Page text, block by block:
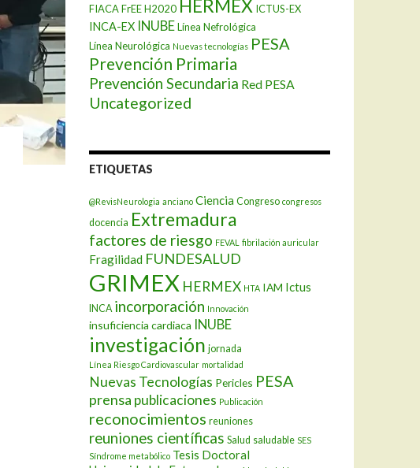
FIACAFrEEH2020 HERMEX ICTUS-EX
INCA-EX INUBELínea Nefrológica
Línea Neurológica Nuevas tecnologías PESA
Prevención Primaria
Prevención Secundaria Red PESA
Uncategorized
ETIQUETAS
@RevisNeurologia anciano Ciencia Congreso congresos
docencia Extremadura
factores de riesgo FEVAL fibrilación auricular
Fragilidad FUNDESALUD
GRIMEX HERMEX HTA IAM Ictus
INCA incorporación Innovación
insuficiencia cardiaca INUBE
investigación jornada
Línea Riesgo Cardiovascular mortalidad
Nuevas Tecnologías Pericles PESA
prensa publicaciones Publicación
reconocimientos reuniones
reuniones científicas Salud saludable SES
Síndrome metabólico Tesis Doctoral